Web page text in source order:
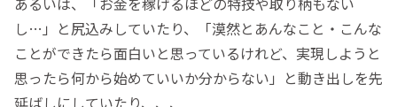
し…」と尻込みしていたり、「漠然とあんなこと・こんな
ことができたら面白いと思っているけれど、実現しようと
思ったら何から始めていいか分からない」と動き出しを先
延ばしにしていたり、、、